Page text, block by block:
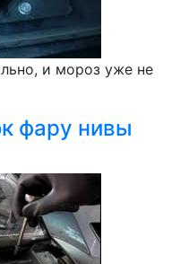
и мороз уже не
фару нивы